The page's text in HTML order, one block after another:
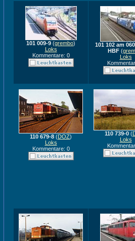
101 009-9 (grembo)
Loks
Kommentare: 0
101 102 am
HBF (
Loks
110 679-8 (DOZ)
Loks
Kommentare: 0
110 739-0 (
Loks